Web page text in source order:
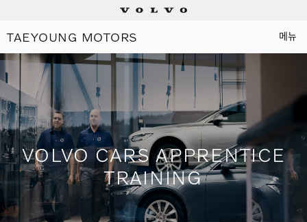
메뉴
TAEYOUNG MOTORS
VOLVO CARS APPRENTICE
TRAINING
Electric
Plug-in hybrids
Mild hybrids
상담/시승신청
세일즈 컨설턴트